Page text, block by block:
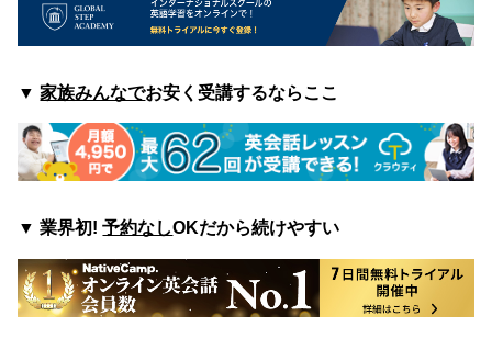
▼ 家族みんなでお安く受講するならここ
▼ 業界初!予約なしOKだから続けやすい